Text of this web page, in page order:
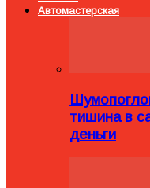
Автомастерская
тишина в
деньги